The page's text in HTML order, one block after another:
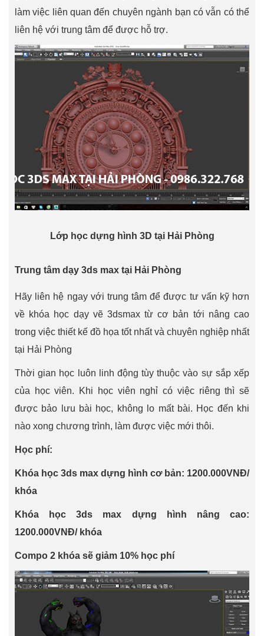
làm việc liên quan đến chuyên ngành bạn có vẫn có thể
liên hệ với trung tâm để được hỗ trợ.
Lớp học dựng hình 3D tại Hải Phòng
Trung tâm dạy 3ds max tại Hải Phòng
Hãy liên hệ ngay với trung tâm để được tư vấn kỹ hơn
về khóa học dạy vẽ 3dsmax từ cơ bản tới nâng cao
trong việc thiết kế đồ họa tốt nhất và chuyên nghiệp nhất
tại Hải Phòng
Thời gian học luôn linh động tùy thuộc vào sự sắp xếp
của học viên. Khi học viên nghỉ có việc riêng thì sẽ
được bảo lưu bài học, không lo mất bài. Học đến khi
nào xong chương trình, làm được việc mới thôi.
Học phí:
Khóa học 3ds max dựng hình cơ bản: 1200.000VNĐ/
khóa
Khóa học 3ds max dựng hình nâng cao:
1200.000VNĐ/ khóa
Compo 2 khóa sẽ giảm 10% học phí